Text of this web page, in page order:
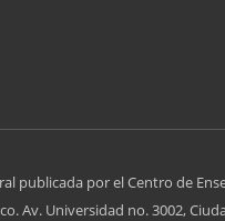
publicada por el Centro de
Av. Universidad no. 3002,